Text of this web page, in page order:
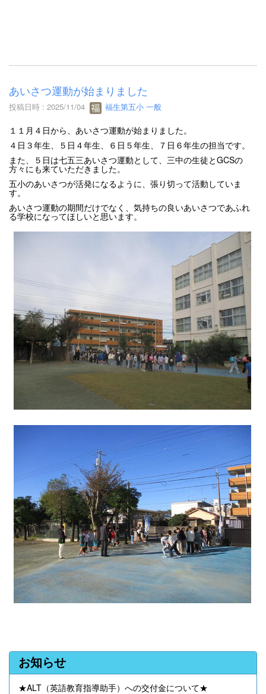
あいさつ運動が始まりました
投稿日時 : 2025/11/04 福生第五小 一般
１１月４日から、あいさつ運動が始まりました。
４日３年生、５日４年生、６日５年生、７日６年生の担当です。
また、５日は七五三あいさつ運動として、三中の生徒とGCSの
方々にも来ていただきました。
五小のあいさつが活発になるように、張り切って活動していま
す。
あいさつ運動の期間だけでなく、気持ちの良いあいさつであふれ
る学校になってほしいと思います。
お知らせ
★ALT（英語教育指導助手）への交付金について★